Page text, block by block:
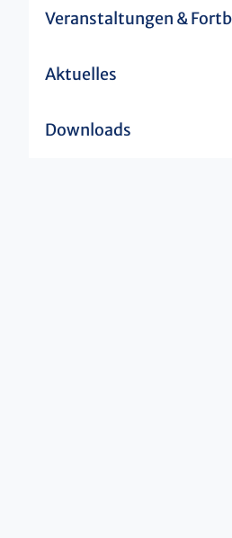
Veranstaltungen &
Aktuelles
Downloads